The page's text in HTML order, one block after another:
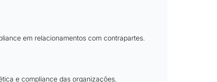
em relacionamentos com contrapartes.
e compliance das organizações.